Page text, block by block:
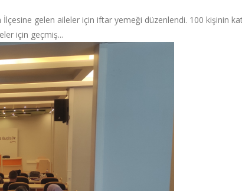
gelen aileler için iftar yemeği düzenlendi. 100 kişinin
için geçmiş...